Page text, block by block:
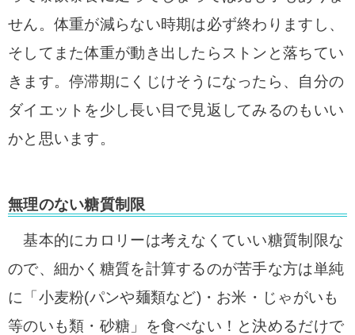
せん。体重が減らない時期は必ず終わりますし、
そしてまた体重が動き出したらストンと落ちてい
きます。停滞期にくじけそうになったら、自分の
ダイエットを少し長い目で見返してみるのもいい
かと思います。
無理のない糖質制限
基本的にカロリーは考えなくていい糖質制限な
ので、細かく糖質を計算するのが苦手な方は単純
に「小麦粉(パンや麺類など)・お米・じゃがいも
等のいも類・砂糖」を食べない！と決めるだけで